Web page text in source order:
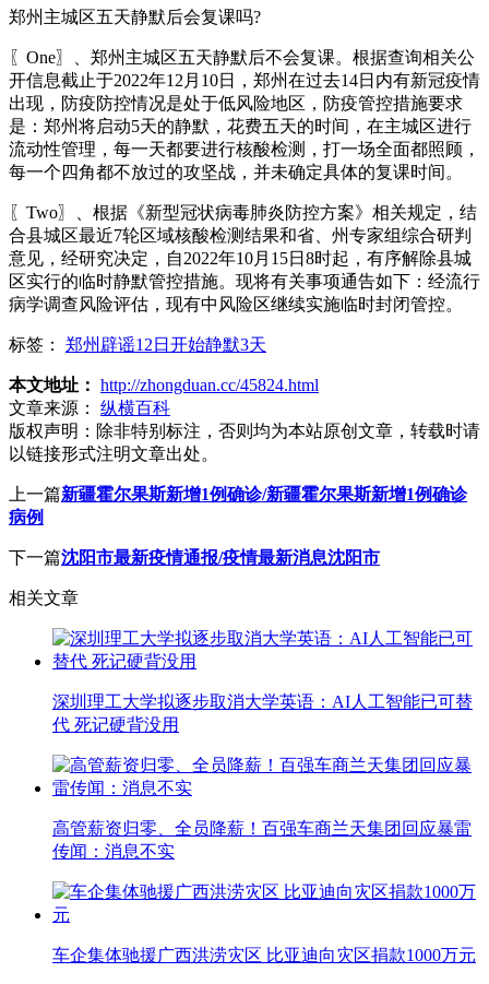
郑州主城区五天静默后会复课吗?
〖One〗、郑州主城区五天静默后不会复课。根据查询相关公
开信息截止于2022年12月10日，郑州在过去14日内有新冠疫情
出现，防疫防控情况是处于低风险地区，防疫管控措施要求
是：郑州将启动5天的静默，花费五天的时间，在主城区进行
流动性管理，每一天都要进行核酸检测，打一场全面都照顾，
每一个四角都不放过的攻坚战，并未确定具体的复课时间。
〖Two〗、根据《新型冠状病毒肺炎防控方案》相关规定，结
合县城区最近7轮区域核酸检测结果和省、州专家组综合研判
意见，经研究决定，自2022年10月15日8时起，有序解除县城
区实行的临时静默管控措施。现将有关事项通告如下：经流行
病学调查风险评估，现有中风险区继续实施临时封闭管控。
标签： 郑州辟谣12日开始静默3天
本文地址： http://zhongduan.cc/45824.html
文章来源：
纵横百科
版权声明： 除非特别标注，否则均为本站原创文章，转载时请
以链接形式注明文章出处。
上一篇新疆霍尔果斯新增1例确诊/新疆霍尔果斯新增1例确诊
病例
下一篇沈阳市最新疫情通报/疫情最新消息沈阳市
相关文章
深圳理工大学拟逐步取消大学英语：AI人工智能已可替
代 死记硬背没用
高管薪资归零、全员降薪！百强车商兰天集团回应暴雷
传闻：消息不实
车企集体驰援广西洪涝灾区 比亚迪向灾区捐款1000万元